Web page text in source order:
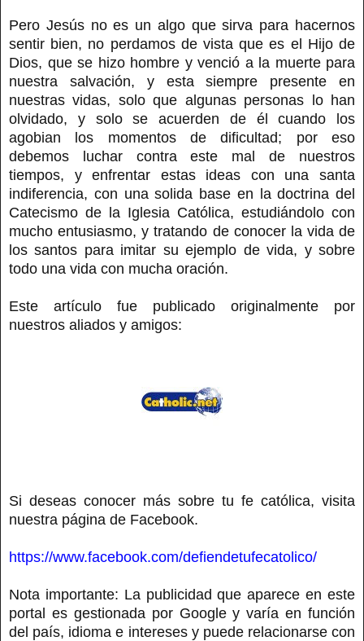
Pero Jesús no es un algo que sirva para hacernos
sentir bien, no perdamos de vista que es el Hijo de
Dios, que se hizo hombre y venció a la muerte para
nuestra salvación, y esta siempre presente en
nuestras vidas, solo que algunas personas lo han
olvidado, y solo se acuerden de él cuando los
agobian los momentos de dificultad; por eso
debemos luchar contra este mal de nuestros
tiempos, y enfrentar estas ideas con una santa
indiferencia, con una solida base en la doctrina del
Catecismo de la Iglesia Católica, estudiándolo con
mucho entusiasmo, y tratando de conocer la vida de
los santos para imitar su ejemplo de vida, y sobre
todo una vida con mucha oración.
Este artículo fue publicado originalmente por
nuestros aliados y amigos:
Si deseas conocer más sobre tu fe católica, visita
nuestra página de Facebook.
https://www.facebook.com/defiendetufecatolico/
Nota importante: La publicidad que aparece en este
portal es gestionada por Google y varía en función
del país, idioma e intereses y puede relacionarse con